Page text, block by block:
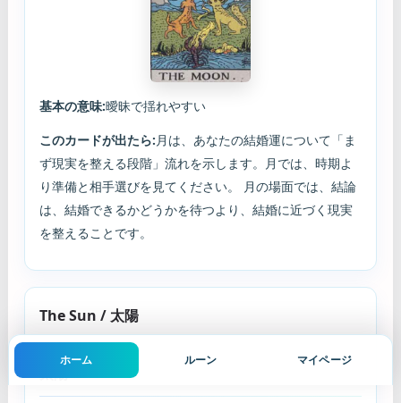
基本の意味:曖昧で揺れやすい
このカードが出たら:月は、あなたの結婚運について「ま
ず現実を整える段階」流れを示します。月では、時期よ
り準備と相手選びを見てください。 月の場面では、結論
は、結婚できるかどうかを待つより、結婚に近づく現実
を整えることです。
The Sun / 太陽
太陽
ホーム ルーン マイページ